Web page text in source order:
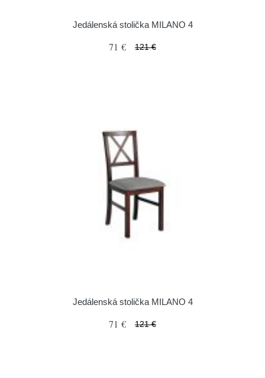
Jedálenská stolička MILANO 4
71 € 121 €
Jedálenská stolička MILANO 4
71 € 121 €